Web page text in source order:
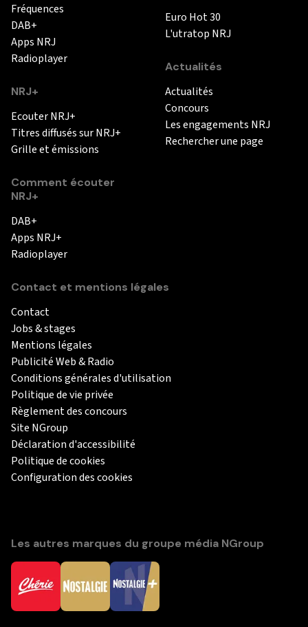
Fréquences
DAB+
Apps NRJ
Radioplayer
NRJ+
Ecouter NRJ+
Titres diffusés sur NRJ+
Grille et émissions
Comment écouter
NRJ+
DAB+
Apps NRJ+
Radioplayer
Euro Hot 30
L'utratop NRJ
Actualités
Actualités
Concours
Les engagements NRJ
Rechercher une page
Contact et mentions légales
Contact
Jobs & stages
Mentions légales
Publicité Web & Radio
Conditions générales d'utilisation
Politique de vie privée
Règlement des concours
Site NGroup
Déclaration d'accessibilité
Politique de cookies
Configuration des cookies
Les autres marques du groupe média NGroup